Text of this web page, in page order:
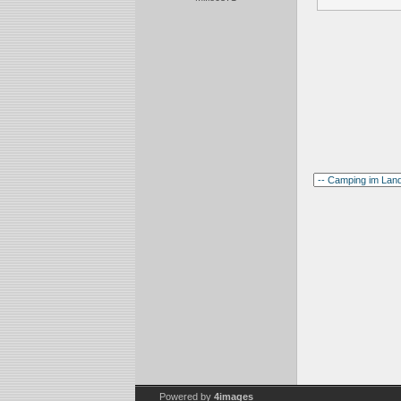
Powered by 4images